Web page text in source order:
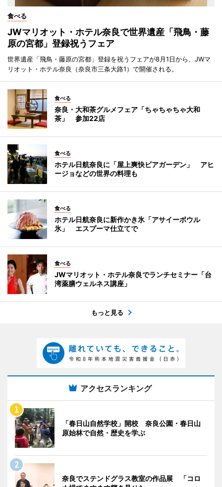
食べる
JWマリオット・ホテル奈良で世界遺産「飛鳥・藤
原の宮都」登録祝うフェア
世界遺産「飛鳥・藤原の宮都」登録を祝うフェアが8月1日から、JWマ
リオット・ホテル奈良（奈良市三条大路1）で開催される。
食べる
奈良・大和茶グルメフェア「ちゃちゃちゃ大和
茶」 参加22店
食べる
ホテル日航奈良に「屋上爽快ビアガーデン」 アヒ
ージョなどの世界の料理も
食べる
ホテル日航奈良に新作かき氷「アサイーボウル
氷」 エスプーマ仕立てで
食べる
JWマリオット・ホテル奈良でランチセミナー「台
湾薬膳ウェルネス講座」
もっと見る
アクセスランキング
「春日山自然学校」開校 奈良公園・春日山
原始林で自然・歴史を学ぶ
奈良でステンドグラス教室の作品展 「コロ